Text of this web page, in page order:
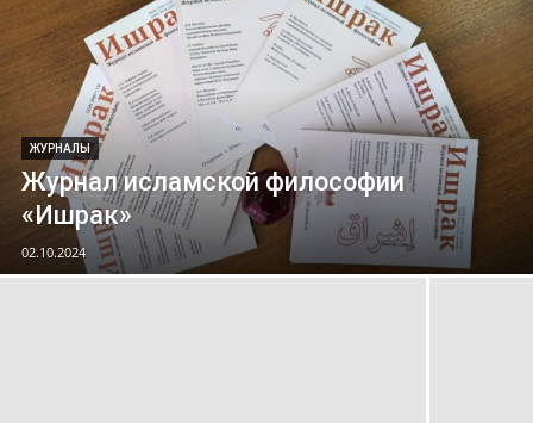
ЖУРНАЛЫ
Журнал исламской философии
«Ишрак»
02.10.2024